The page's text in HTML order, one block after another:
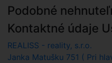
Podobné
Kontaktné údaje
REALISS - reality, s.r.o.
Janka Matušku 751 ( Pri